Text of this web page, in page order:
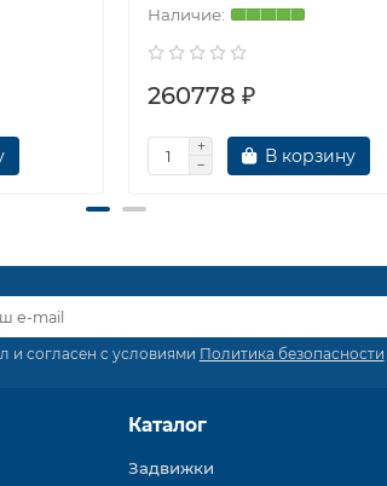
260778 ₽
В корзину
и согласен с условиями Политика безопасности
Каталог
Задвижки